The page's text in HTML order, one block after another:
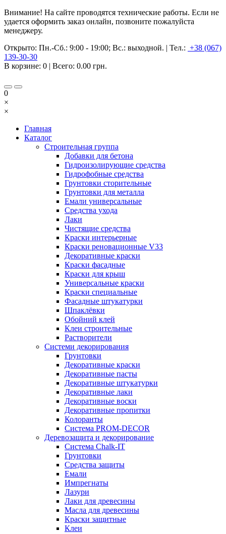
Внимание! На сайте проводятся технические работы. Если не
удается оформить заказ онлайн, позвоните пожалуйста
менеджеру.
Открыто: Пн.-Сб.: 9:00 - 19:00; Вс.: выходной. | Тел.: +38 (067)
139-30-30
В корзине: 0 | Всего: 0.00 грн.
0
×
×
Главная
Каталог
Строительная группа
Добавки для бетона
Гидроизолирующие средства
Гидрофобные средства
Грунтовки сторительные
Грунтовки для металла
Емали универсальные
Средства ухода
Лаки
Чистящие средства
Краски интерьерные
Краски реновационные V33
Декоративные краски
Краски фасадные
Краски для крыш
Универсальные краски
Краски специальные
Фасадные штукатурки
Шпаклёвки
Обойний клей
Клеи строительные
Растворители
Системи декорирования
Грунтовки
Декоративные краски
Декоративные пасты
Декоративные штукатурки
Декоративные лаки
Декоративные воски
Декоративные пропитки
Колоранты
Система PROM-DECOR
Деревозащита и декорирование
Система Chalk-IT
Грунтовки
Средства защиты
Емали
Импрегнаты
Лазури
Лаки для древесины
Масла для древесины
Краски защитные
Клеи